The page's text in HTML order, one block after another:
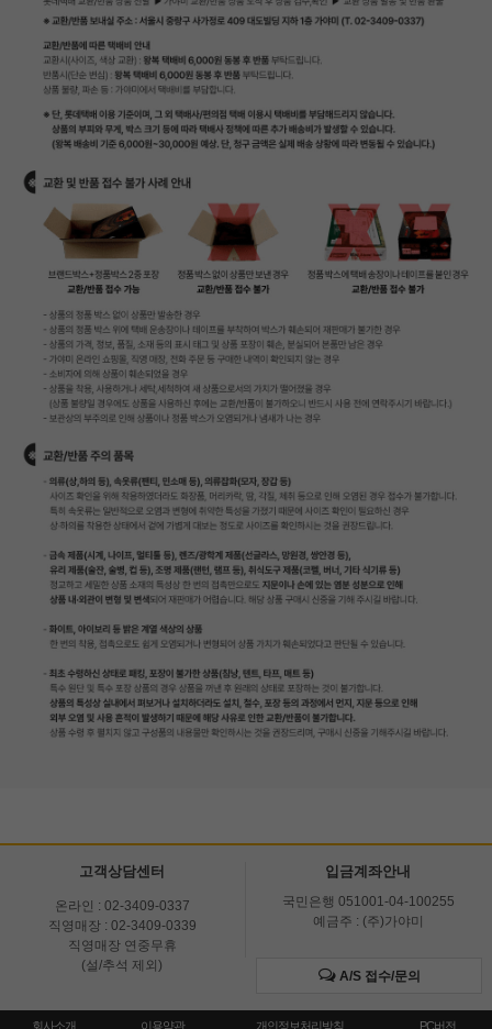
고객상담센터
온라인 : 02-3409-0337
직영매장 : 02-3409-0339
직영매장 연중무휴
(설/추석 제외)
입금계좌안내
국민은행 051001-04-100255
예금주 : (주)가야미
A/S 접수/문의
회사소개 이용약관 개인정보처리방침 PC버전